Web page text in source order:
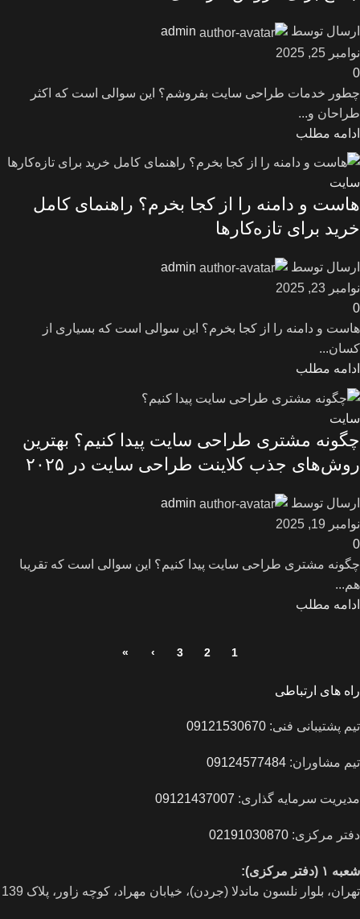
ارسال توسط
admin
نوامبر 25, 2025
0
چطور خدمات طراحی سایت بفروشم؟ این سوالی است که اکثر
طراحان و...
ادامه مطلب
سایت
هاست و دامنه را از کجا بخرم؟ راهنمای کامل
خرید برای تازه‌کارها
ارسال توسط
admin
نوامبر 23, 2025
0
هاست و دامنه را از کجا بخرم؟ این سوالی است که بسیاری از
کسان...
ادامه مطلب
سایت
چگونه مشتری طراحی سایت پیدا کنیم؟ بهترین
روش‌های جذب کلاینت طراحی سایت در ۲۰۲۵
ارسال توسط
admin
نوامبر 19, 2025
0
چگونه مشتری طراحی سایت پیدا کنیم؟ این سوالی است که تقریبا
هم...
ادامه مطلب
1
2
3
›
»
راه های ارتباطی
تیم پشتیبانی فنی: 09121530670
تیم مشاوران: 09124577484
مدیریت سرمایه گذاری: 09121437007
دفتر مرکزی: 02191030870
شعبه ۱ (دفتر مرکزی):
تهران، بلوار نلسون ماندلا (جردن)، خیابان مهراد، کوچه زاور، پلاک 139